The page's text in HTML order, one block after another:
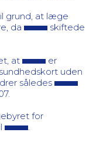
grund, at læge
da
skiftede
at
er
uden
således
for